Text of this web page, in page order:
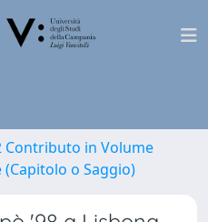
Contributo in Volume
o Saggio)